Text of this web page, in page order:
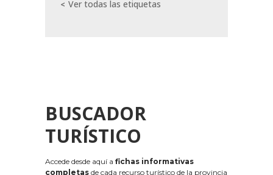
Ver todas las etiquetas
BUSCADOR
TURÍSTICO
Accede desde aquí a fichas informativas
completas de cada recurso turístico de la provincia